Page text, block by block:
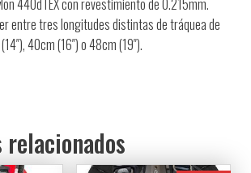
440dTEX con revestimiento de 0.215mm.
entre tres longitudes distintas de tráquea de
40cm (16″) o 48cm (19″).